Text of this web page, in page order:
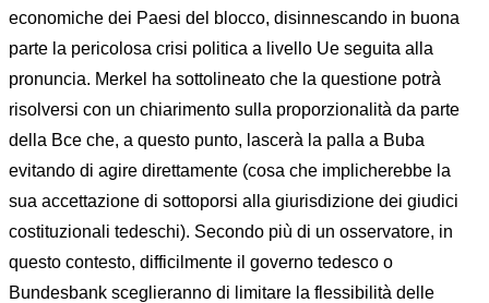
economiche dei Paesi del blocco, disinnescando in buona
parte la pericolosa crisi politica a livello Ue seguita alla
pronuncia. Merkel ha sottolineato che la questione potrà
risolversi con un chiarimento sulla proporzionalità da parte
della Bce che, a questo punto, lascerà la palla a Buba
evitando di agire direttamente (cosa che implicherebbe la
sua accettazione di sottoporsi alla giurisdizione dei giudici
costituzionali tedeschi). Secondo più di un osservatore, in
questo contesto, difficilmente il governo tedesco o
Bundesbank sceglieranno di limitare la flessibilità delle